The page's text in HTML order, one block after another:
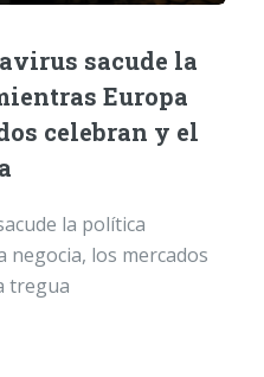
sacude la
Europa
celebran y el
la política
los mercados
tregua